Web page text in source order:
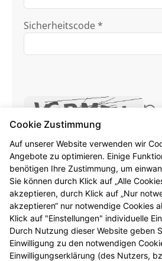
Sicherheitscode *
Ich habe die
Kenntnis genommen.
Formular jetzt absenden
Alle mit * gekennzeichneten
Pflichtangaben.
Cookie Zustimmung
Auf unserer Website verwenden wir
Angebote zu optimieren. Einige
benötigen Ihre Zustimmung, um
Sie können durch Klick auf „Alle
akzeptieren, durch Klick auf „Nur
akzeptieren“ nur notwendige Cookies
Klick auf "Einstellungen" individuelle
Durch Nutzung dieser Website geben
Einwilligung zu den notwendigen
Einwilligungserklärung (des Nutzers,